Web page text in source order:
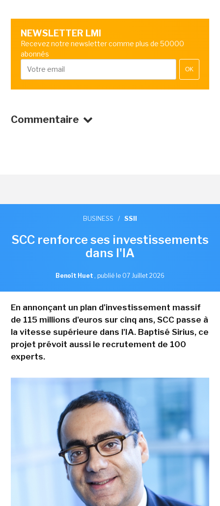
NEWSLETTER LMI
Recevez notre newsletter comme plus de 50000
abonnés
OK
Commentaire
BUSINESS / SSII
SCC renforce ses investissements
dans l'IA
Benoît Huet , publié le 07 Juillet 2026
En annonçant un plan d'investissement massif
de 115 millions d'euros sur cinq ans, SCC passe à
la vitesse supérieure dans l'IA. Baptisé Sirius, ce
projet prévoit aussi le recrutement de 100
experts.